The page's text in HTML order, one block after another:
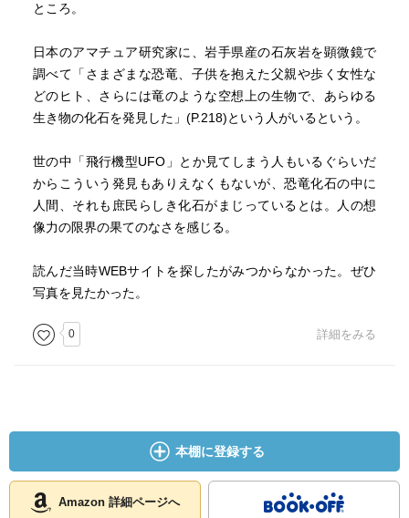
ところ。
日本のアマチュア研究家に、岩手県産の石灰岩を顕微鏡で
調べて「さまざまな恐竜、子供を抱えた父親や歩く女性な
どのヒト、さらには竜のような空想上の生物で、あらゆる
生き物の化石を発見した」(P.218)という人がいるという。
世の中「飛行機型UFO」とか見てしまう人もいるぐらいだ
からこういう発見もありえなくもないが、恐竜化石の中に
人間、それも庶民らしき化石がまじっているとは。人の想
像力の限界の果てのなさを感じる。
読んだ当時WEBサイトを探したがみつからなかった。ぜひ
写真を見たかった。
0 詳細をみる
本棚に登録する
Amazon 詳細ページへ